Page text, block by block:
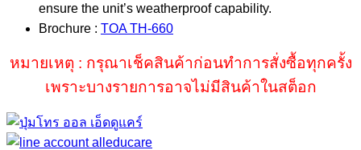
ensure the unit’s weatherproof capability.
Brochure : TOA TH-660
หมายเหตุ : กรุณาเช็คสินค้าก่อนทำการสั่งซื้อทุกครั้ง
เพราะบางรายการอาจไม่มีสินค้าในสต็อก